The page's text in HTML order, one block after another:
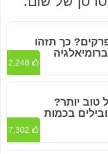
כך תזהו
2,248
טוב יותר?
בכמות
7,302